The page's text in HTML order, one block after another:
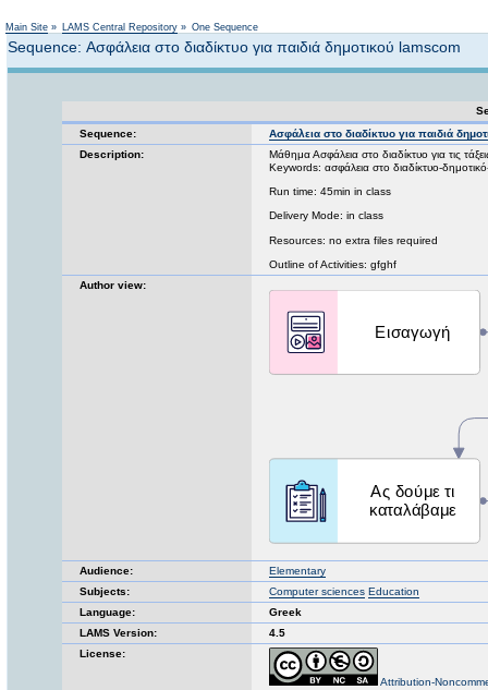
Main Site » LAMS Central Repository » One Sequence
Sequence: Ασφάλεια στο διαδίκτυο για παιδιά δημοτικού lamscom
Sequence:
Ασφάλεια στο διαδίκτυο για παιδιά
Description:
Μάθημα Ασφάλεια στο διαδίκτυο για τις
Keywords: ασφάλεια στο διαδίκτυο-
Run time: 45min in class
Delivery Mode: in class
Resources: no extra files required
Outline of Activities: gfghf
Author view:
Audience:
Elementary
Subjects:
Computer sciences Education
Language:
Greek
LAMS Version:
4.5
License:
Attribution-